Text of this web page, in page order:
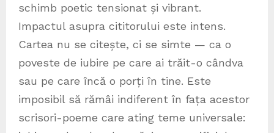
schimb poetic tensionat și vibrant.
Impactul asupra cititorului este intens.
Cartea nu se citește, ci se simte — ca o
poveste de iubire pe care ai trăit-o cândva
sau pe care încă o porți în tine. Este
imposibil să rămâi indiferent în fața acestor
scrisori-poeme care ating teme universale: